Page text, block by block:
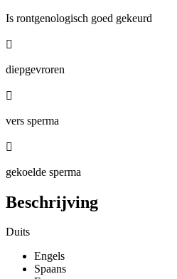
Is rontgenologisch goed gekeurd

diepgevroren

vers sperma

gekoelde sperma
Beschrijving
Duits
Engels
Spaans